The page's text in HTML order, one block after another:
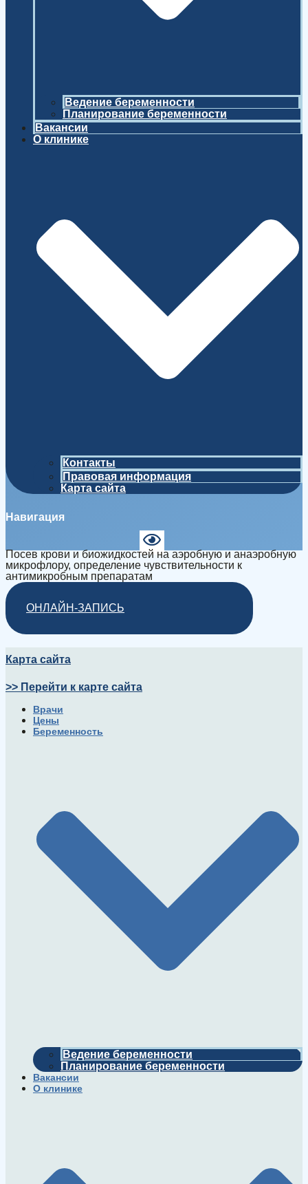
Ведение беременности
Планирование беременности
Вакансии
О клинике
Контакты
Правовая информация
Карта сайта
Навигация
Посев крови и биожидкостей на аэробную и анаэробную
микрофлору, определение чувствительности к
антимикробным препаратам
ОНЛАЙН-ЗАПИСЬ
Карта сайта
>> Перейти к карте сайта
Врачи
Цены
Беременность
Ведение беременности
Планирование беременности
Вакансии
О клинике